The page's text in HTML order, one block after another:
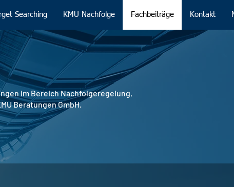
Searching KMU Nachfolge Fachbeiträge Kontakt
im Bereich Nachfolgeregelung,
Beratungen GmbH.